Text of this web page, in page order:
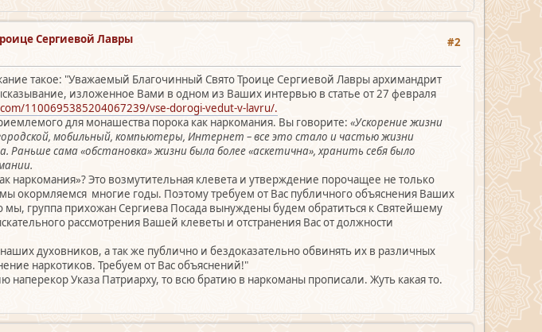
#2
Сергиевой Лавры
такое: "Уважаемый Благочинный Свято Троице Сергиевой Лавры архимандрит
изложенное Вами в одном из Ваших интервью в статье от 27 февраля
1100695385204067239/vse-dorogi-vedut-v-lavru/.
для монашества порока как наркомания. Вы говорите: «Ускорение жизни
мобильный, компьютеры, Интернет – все это стало и частью жизни
сама «обстановка» жизни была более «аскетична», хранить себя было
Это возмутительная клевета и утверждение порочащее не только
окормляемся многие годы. Поэтому требуем от Вас публичного объяснения Ваших
группа прихожан Сергиева Посада вынуждены будем обратиться к Святейшему
рассмотрения Вашей клеветы и отстранения Вас от должности
духовников, а так же публично и бездоказательно обвинять их в различных
наркотиков. Требуем от Вас объяснений!"
Указа Патриарху, то всю братию в наркоманы прописали. Жуть какая то.